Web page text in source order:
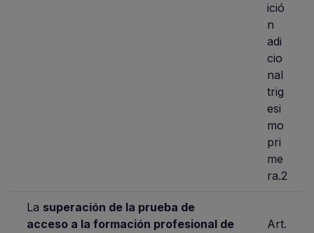
ició
n
adi
cio
nal
trig
esi
mo
pri
me
ra.2
La superación de la prueba de
acceso a la formación profesional de
Art.